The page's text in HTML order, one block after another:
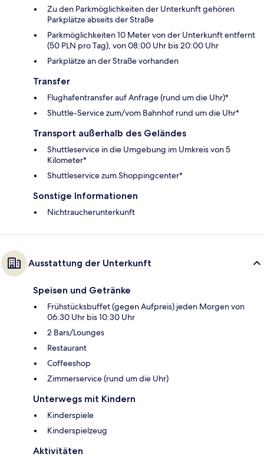
Zu den Parkmöglichkeiten der Unterkunft gehören
Parkplätze abseits der Straße
Parkmöglichkeiten 10 Meter von der Unterkunft entfernt
(50 PLN pro Tag), von 08:00 Uhr bis 20:00 Uhr
Parkplätze an der Straße vorhanden
Transfer
Flughafentransfer auf Anfrage (rund um die Uhr)*
Shuttle-Service zum/vom Bahnhof rund um die Uhr*
Transport außerhalb des Geländes
Shuttleservice in die Umgebung im Umkreis von 5
Kilometer*
Shuttleservice zum Shoppingcenter*
Sonstige Informationen
Nichtraucherunterkunft
Ausstattung der Unterkunft
Speisen und Getränke
Frühstücksbuffet (gegen Aufpreis) jeden Morgen von
06:30 Uhr bis 10:30 Uhr
2 Bars/Lounges
Restaurant
Coffeeshop
Zimmerservice (rund um die Uhr)
Unterwegs mit Kindern
Kinderspiele
Kinderspielzeug
Aktivitäten